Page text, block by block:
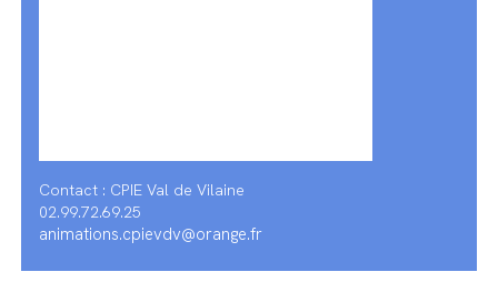
Contact : CPIE Val de Vilaine
02.99.72.69.25
animations.cpievdv@orange.fr